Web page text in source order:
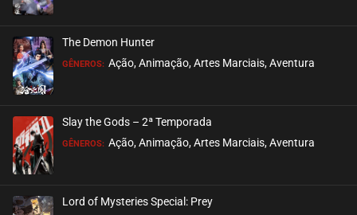
The Demon Hunter
GÊNEROS: Ação, Animação, Artes Marciais, Aventura
Slay the Gods – 2ª Temporada
GÊNEROS: Ação, Animação, Artes Marciais, Aventura
Lord of Mysteries Special: Prey